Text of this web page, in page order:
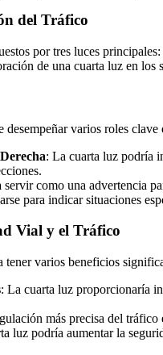
del Tráfico
por tres luces
de una cuarta luz en
desempeñar varios roles
: La cuarta luz podría
como una advertencia
para indicar situaciones
Vial y el Tráfico
tener varios beneficios
: La cuarta luz proporcionaría
más precisa del
luz podría aumentar la